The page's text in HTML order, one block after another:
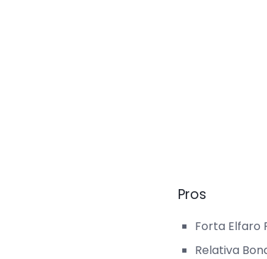
Pros
Forta Elfaro
Relativa